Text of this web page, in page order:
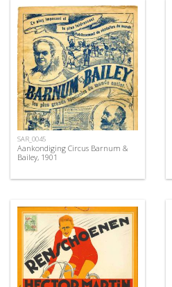
SAR_0045
Aankondiging Circus Barnum &
Bailey, 1901